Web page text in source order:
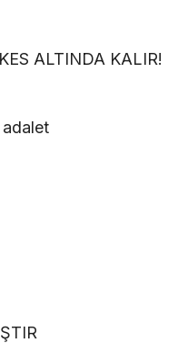
ALTINDA KALIR!